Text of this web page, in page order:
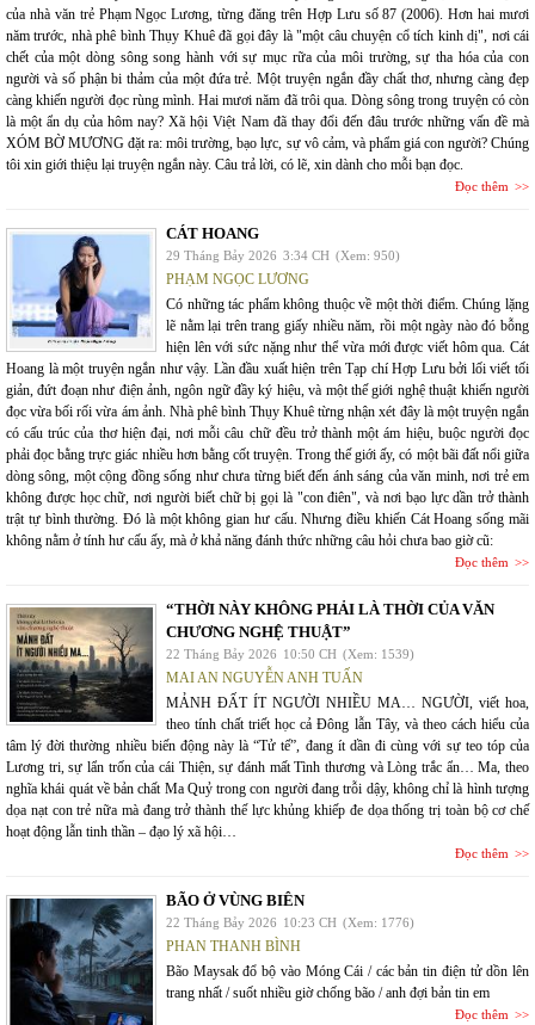
của nhà văn trẻ Phạm Ngọc Lương, từng đăng trên Hợp Lưu số 87 (2006). Hơn hai mươi
năm trước, nhà phê bình Thụy Khuê đã gọi đây là "một câu chuyện cổ tích kinh dị", nơi cái
chết của một dòng sông song hành với sự mục rữa của môi trường, sự tha hóa của con
người và số phận bi thảm của một đứa trẻ. Một truyện ngắn đầy chất thơ, nhưng càng đẹp
càng khiến người đọc rùng mình. Hai mươi năm đã trôi qua. Dòng sông trong truyện có còn
là một ẩn dụ của hôm nay? Xã hội Việt Nam đã thay đổi đến đâu trước những vấn đề mà
XÓM BỜ MƯƠNG đặt ra: môi trường, bạo lực, sự vô cảm, và phẩm giá con người? Chúng
tôi xin giới thiệu lại truyện ngắn này. Câu trả lời, có lẽ, xin dành cho mỗi bạn đọc.
Đọc thêm
CÁT HOANG
29 Tháng Bảy 2026 3:34 CH (Xem: 950)
PHẠM NGỌC LƯƠNG
Có những tác phẩm không thuộc về một thời điểm. Chúng lặng
lẽ nằm lại trên trang giấy nhiều năm, rồi một ngày nào đó bỗng
hiện lên với sức nặng như thể vừa mới được viết hôm qua. Cát
Hoang là một truyện ngắn như vậy. Lần đầu xuất hiện trên Tạp chí Hợp Lưu bởi lối viết tối
giản, đứt đoạn như điện ảnh, ngôn ngữ đầy ký hiệu, và một thế giới nghệ thuật khiến người
đọc vừa bối rối vừa ám ảnh. Nhà phê bình Thụy Khuê từng nhận xét đây là một truyện ngắn
có cấu trúc của thơ hiện đại, nơi mỗi câu chữ đều trở thành một ám hiệu, buộc người đọc
phải đọc bằng trực giác nhiều hơn bằng cốt truyện. Trong thế giới ấy, có một bãi đất nổi giữa
dòng sông, một cộng đồng sống như chưa từng biết đến ánh sáng của văn minh, nơi trẻ em
không được học chữ, nơi người biết chữ bị gọi là "con điên", và nơi bạo lực dần trở thành
trật tự bình thường. Đó là một không gian hư cấu. Nhưng điều khiến Cát Hoang sống mãi
không nằm ở tính hư cấu ấy, mà ở khả năng đánh thức những câu hỏi chưa bao giờ cũ:
Đọc thêm
“THỜI NÀY KHÔNG PHẢI LÀ THỜI CỦA VĂN
CHƯƠNG NGHỆ THUẬT”
22 Tháng Bảy 2026 10:50 CH (Xem: 1539)
MAI AN NGUYỄN ANH TUẤN
MẢNH ĐẤT ÍT NGƯỜI NHIỀU MA… NGƯỜI, viết hoa,
theo tính chất triết học cả Đông lẫn Tây, và theo cách hiểu của
tâm lý đời thường nhiều biến động này là “Tử tế”, đang ít dần đi cùng với sự teo tóp của
Lương tri, sự lẩn trốn của cái Thiện, sự đánh mất Tình thương và Lòng trắc ẩn… Ma, theo
nghĩa khái quát về bản chất Ma Quỷ trong con người đang trỗi dậy, không chỉ là hình tượng
dọa nạt con trẻ nữa mà đang trở thành thế lực khủng khiếp đe dọa thống trị toàn bộ cơ chế
hoạt động lẫn tinh thần – đạo lý xã hội…
Đọc thêm
BÃO Ở VÙNG BIÊN
22 Tháng Bảy 2026 10:23 CH (Xem: 1776)
PHAN THANH BÌNH
Bão Maysak đổ bộ vào Móng Cái / các bản tin điện tử dồn lên
trang nhất / suốt nhiều giờ chống bão / anh đợi bản tin em
Đọc thêm